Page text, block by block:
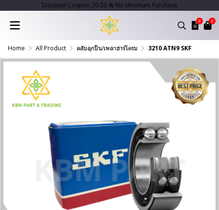
Discount Coupon 20-50 % No Minimum Purchase
0 0
Home All Product ตลับลูกปืน/เพลาฮาร์โครม 3210 ATN9 SKF